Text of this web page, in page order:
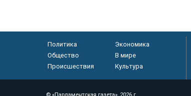
Политика
Экономика
Общество
В мире
Происшествия
Культура